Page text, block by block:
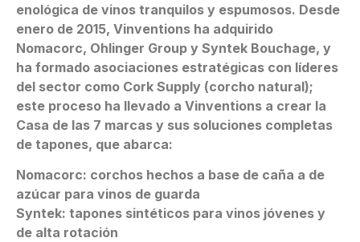
enológica de vinos tranquilos y espumosos. Desde
enero de 2015, Vinventions ha adquirido
Nomacorc, Ohlinger Group y Syntek Bouchage, y
ha formado asociaciones estratégicas con líderes
del sector como Cork Supply (corcho natural);
este proceso ha llevado a Vinventions a crear la
Casa de las 7 marcas y sus soluciones completas
de tapones, que abarca:
Nomacorc: corchos hechos a base de caña a de
azúcar para vinos de guarda
Syntek: tapones sintéticos para vinos jóvenes y
de alta rotación